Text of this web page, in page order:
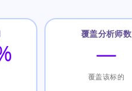
覆盖分析师数
—
覆盖该标的